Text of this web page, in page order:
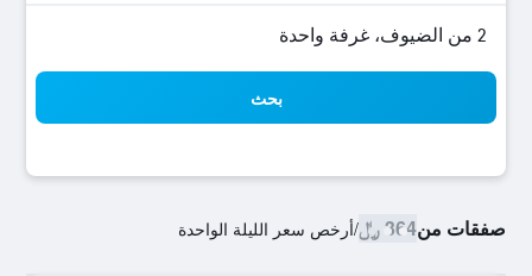
2 من الضيوف، غرفة واحدة
بحث
صفقات من364 ﷼ /أرخص سعر الليلة الواحدة